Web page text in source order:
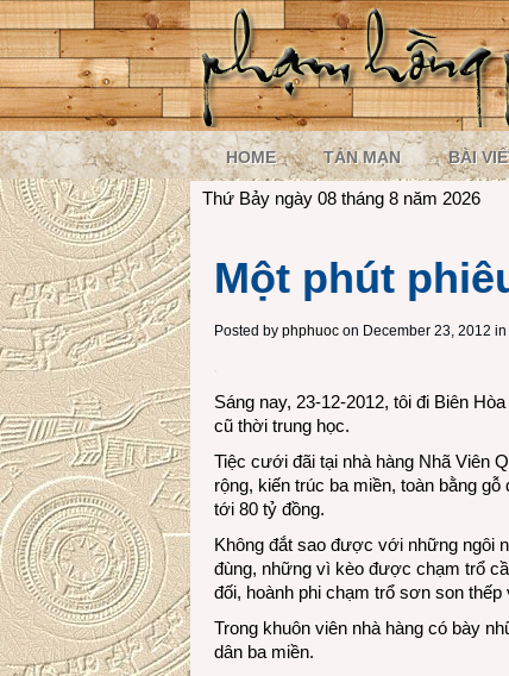
HOME TẢN MẠN BÀI
Thứ Bảy ngày 08 tháng 8 năm 2026
Một phút
Posted by phphuoc on December 23, 2012 in
Sáng nay, 23-12-2012, tôi đi Biên
cũ thời trung học.
Tiệc cưới đãi tại nhà hàng Nhã Viên
rộng, kiến trúc ba miền, toàn bằng
tới 80 tỷ đồng.
Không đắt sao được với những ngôi
đùng, những vì kèo được chạm trổ
đối, hoành phi chạm trổ sơn son thếp
Trong khuôn viên nhà hàng có bày
dân ba miền.